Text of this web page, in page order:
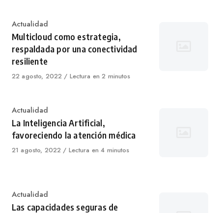
Category
Actualidad
Multicloud como estrategia,
respaldada por una conectividad
resiliente
Published
22 agosto, 2022 Lectura en 2 minutos
Category
Actualidad
La Inteligencia Artificial,
favoreciendo la atención médica
Published
21 agosto, 2022 Lectura en 4 minutos
Category
Actualidad
Las capacidades seguras de